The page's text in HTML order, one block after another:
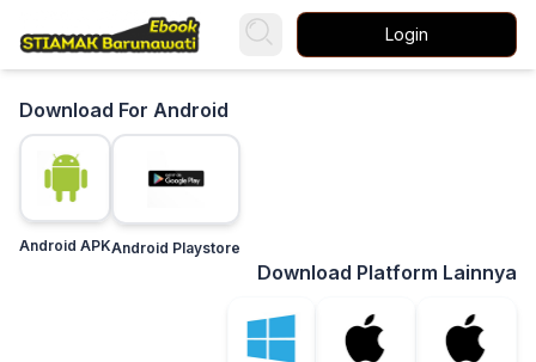
Login
Download For Android
Android APKAndroid Playstore
Download Platform Lainnya